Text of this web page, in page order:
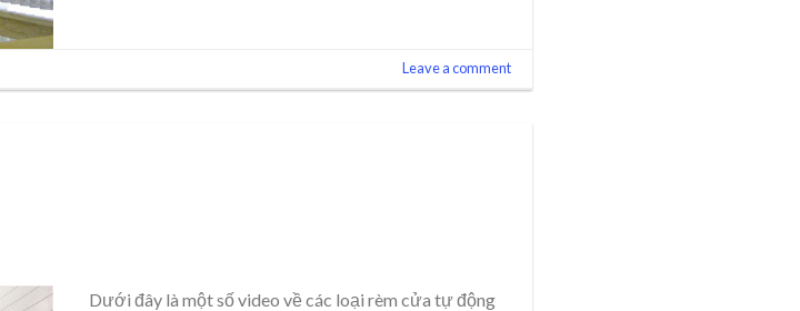
Leave a comment
Dưới đây là một số video về các loại rèm cửa tự động